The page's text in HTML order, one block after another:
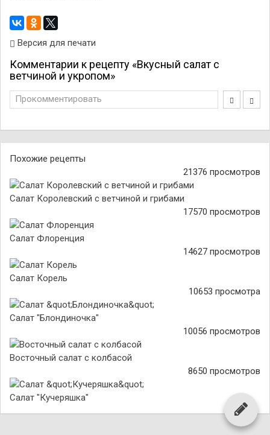
Версия для печати
Комментарии к рецепту «Вкусный салат с
ветчиной и укропом»
Прокомментировать
Похожие рецепты
21376 просмотров
Салат Королевский с ветчиной и грибами
17570 просмотров
Салат Флоренция
14627 просмотров
Салат Корель
10653 просмотра
Салат "Блондиночка"
10056 просмотров
Восточный салат с колбасой
8650 просмотров
Салат "Кучеряшка"